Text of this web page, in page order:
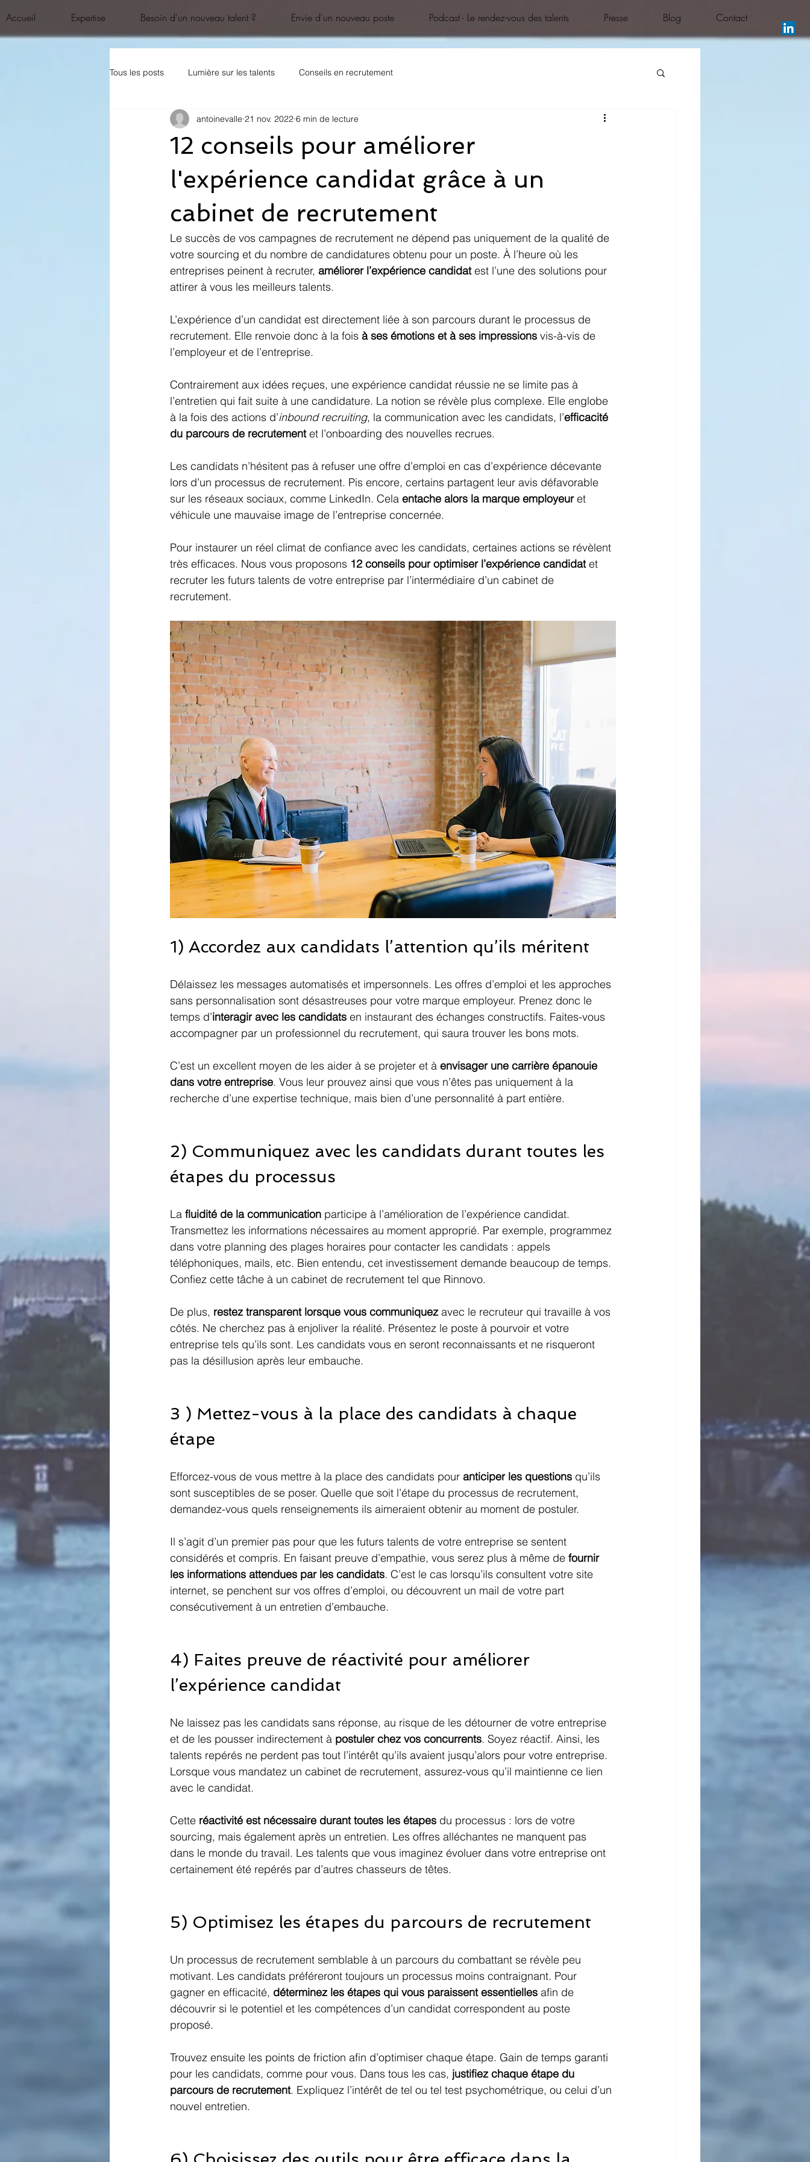
Accueil Expertise Besoin d'un nouveau talent ? Envie d'un nouveau poste Podcast - Le rendez-vous des talents Presse Blog Contact
Tous les posts Lumière sur les talents Conseils en recrutement
12 conseils pour améliorer
l'expérience candidat grâce à un
cabinet de recrutement
antoinevalle 21 nov. 2022 6 min de lecture
Le succès de vos campagnes de recrutement ne dépend pas uniquement de la qualité de
votre sourcing et du nombre de candidatures obtenu pour un poste. À l’heure où les
entreprises peinent à recruter, améliorer l’expérience candidat est l’une des solutions pour
attirer à vous les meilleurs talents.
L’expérience d’un candidat est directement liée à son parcours durant le processus de
recrutement. Elle renvoie donc à la fois à ses émotions et à ses impressions vis-à-vis de
l’employeur et de l’entreprise.
Contrairement aux idées reçues, une expérience candidat réussie ne se limite pas à
l’entretien qui fait suite à une candidature. La notion se révèle plus complexe. Elle englobe
à la fois des actions d’inbound recruiting, la communication avec les candidats, l’efficacité
du parcours de recrutement et l’onboarding des nouvelles recrues.
Les candidats n’hésitent pas à refuser une offre d’emploi en cas d’expérience décevante
lors d’un processus de recrutement. Pis encore, certains partagent leur avis défavorable
sur les réseaux sociaux, comme LinkedIn. Cela entache alors la marque employeur et
véhicule une mauvaise image de l’entreprise concernée.
Pour instaurer un réel climat de confiance avec les candidats, certaines actions se révèlent
très efficaces. Nous vous proposons 12 conseils pour optimiser l’expérience candidat et
recruter les futurs talents de votre entreprise par l’intermédiaire d’un cabinet de
recrutement.
1) Accordez aux candidats l’attention qu’ils méritent
Délaissez les messages automatisés et impersonnels. Les offres d’emploi et les approches
sans personnalisation sont désastreuses pour votre marque employeur. Prenez donc le
temps d’interagir avec les candidats en instaurant des échanges constructifs. Faites-vous
accompagner par un professionnel du recrutement, qui saura trouver les bons mots.
C’est un excellent moyen de les aider à se projeter et à envisager une carrière épanouie
dans votre entreprise. Vous leur prouvez ainsi que vous n’êtes pas uniquement à la
recherche d’une expertise technique, mais bien d’une personnalité à part entière.
2) Communiquez avec les candidats durant toutes les
étapes du processus
La fluidité de la communication participe à l’amélioration de l’expérience candidat.
Transmettez les informations nécessaires au moment approprié. Par exemple, programmez
dans votre planning des plages horaires pour contacter les candidats : appels
téléphoniques, mails, etc. Bien entendu, cet investissement demande beaucoup de temps.
Confiez cette tâche à un cabinet de recrutement tel que Rinnovo.
De plus, restez transparent lorsque vous communiquez avec le recruteur qui travaille à vos
côtés. Ne cherchez pas à enjoliver la réalité. Présentez le poste à pourvoir et votre
entreprise tels qu’ils sont. Les candidats vous en seront reconnaissants et ne risqueront
pas la désillusion après leur embauche.
3 ) Mettez-vous à la place des candidats à chaque
étape
Efforcez-vous de vous mettre à la place des candidats pour anticiper les questions qu’ils
sont susceptibles de se poser. Quelle que soit l’étape du processus de recrutement,
demandez-vous quels renseignements ils aimeraient obtenir au moment de postuler.
Il s’agit d’un premier pas pour que les futurs talents de votre entreprise se sentent
considérés et compris. En faisant preuve d’empathie, vous serez plus à même de fournir
les informations attendues par les candidats. C’est le cas lorsqu’ils consultent votre site
internet, se penchent sur vos offres d’emploi, ou découvrent un mail de votre part
consécutivement à un entretien d’embauche.
4) Faites preuve de réactivité pour améliorer
l’expérience candidat
Ne laissez pas les candidats sans réponse, au risque de les détourner de votre entreprise
et de les pousser indirectement à postuler chez vos concurrents. Soyez réactif. Ainsi, les
talents repérés ne perdent pas tout l’intérêt qu’ils avaient jusqu’alors pour votre entreprise.
Lorsque vous mandatez un cabinet de recrutement, assurez-vous qu’il maintienne ce lien
avec le candidat.
Cette réactivité est nécessaire durant toutes les étapes du processus : lors de votre
sourcing, mais également après un entretien. Les offres alléchantes ne manquent pas
dans le monde du travail. Les talents que vous imaginez évoluer dans votre entreprise ont
certainement été repérés par d’autres chasseurs de têtes.
5) Optimisez les étapes du parcours de recrutement
Un processus de recrutement semblable à un parcours du combattant se révèle peu
motivant. Les candidats préféreront toujours un processus moins contraignant. Pour
gagner en efficacité, déterminez les étapes qui vous paraissent essentielles afin de
découvrir si le potentiel et les compétences d’un candidat correspondent au poste
proposé.
Trouvez ensuite les points de friction afin d’optimiser chaque étape. Gain de temps garanti
pour les candidats, comme pour vous. Dans tous les cas, justifiez chaque étape du
parcours de recrutement. Expliquez l’intérêt de tel ou tel test psychométrique, ou celui d’un
nouvel entretien.